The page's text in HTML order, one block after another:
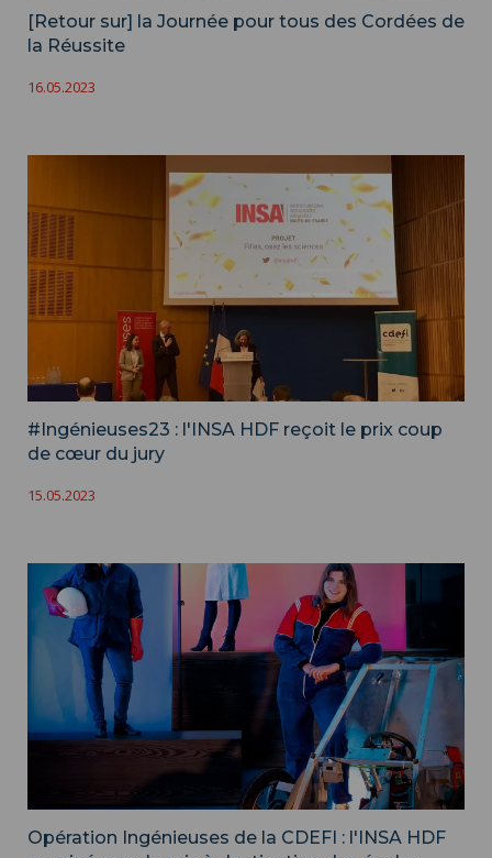
[Retour sur] la Journée pour tous des Cordées de
la Réussite
16.05.2023
#Ingénieuses23 : l'INSA HDF reçoit le prix coup
de cœur du jury
15.05.2023
Opération Ingénieuses de la CDEFI : l'INSA HDF